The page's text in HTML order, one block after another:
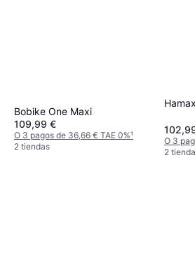
Bobike One Maxi
109,99 €
O 3 pagos de 36,66 € TAE 0%¹
2 tiendas
O 3
2